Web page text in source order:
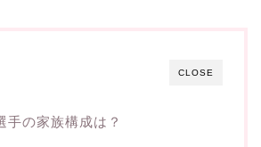
CLOSE
手の家族構成は？